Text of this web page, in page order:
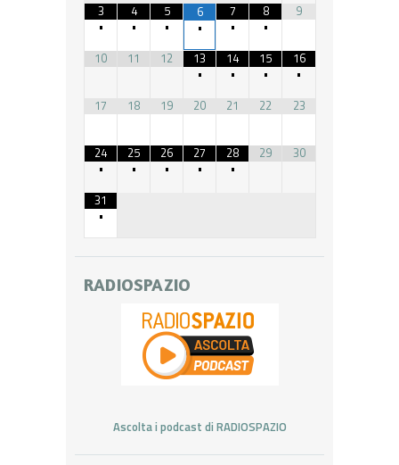
3
•
4
•
5
•
6
•
7
•
8
•
9
10 11 12
13
•
14
•
15
•
16
•
17
18 19 20 21 22 23
24
•
25
•
26
•
27
•
28
•
29 30
31
•
RADIOSPAZIO
Ascolta i podcast di RADIOSPAZIO